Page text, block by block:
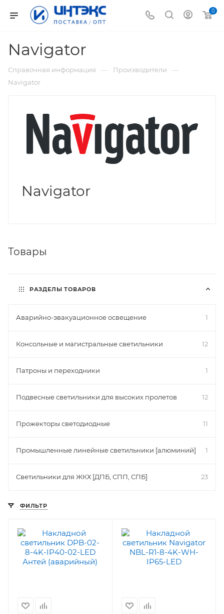
0
Navigator
Справочная информация — Производители —
Navigator
Navigator
Товары
РАЗДЕЛЫ ТОВАРОВ
Аварийно-эвакуационное освещение 1
Консольные и магистральные светильники 12
Патроны и переходники 1
Подвесные светильники для высоких пролетов 12
Прожекторы светодиодные 11
Промышленные линейные светильники [алюминий] 1
Светильники для ЖКХ [ДПБ, СПП, СПБ] 23
ФИЛЬТР